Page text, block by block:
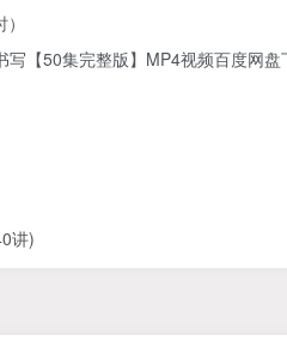
写【50集完整版】MP4视频百度网盘
讲)